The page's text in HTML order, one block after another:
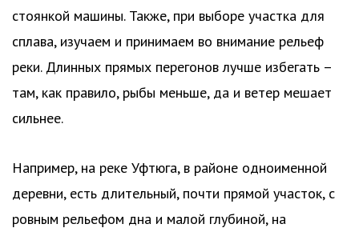
стоянкой машины. Также, при выборе участка для
сплава, изучаем и принимаем во внимание рельеф
реки. Длинных прямых перегонов лучше избегать –
там, как правило, рыбы меньше, да и ветер мешает
сильнее.
Например, на реке Уфтюга, в районе одноименной
деревни, есть длительный, почти прямой участок, с
ровным рельефом дна и малой глубиной, на